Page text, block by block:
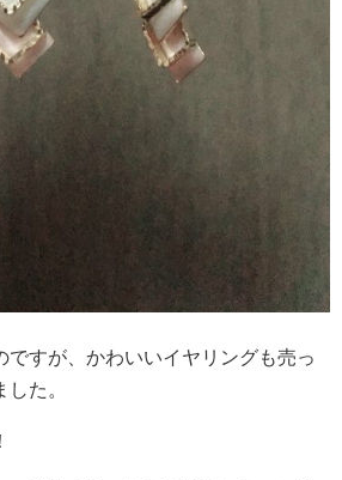
ですが、かわいいイヤリングも売っ
た。